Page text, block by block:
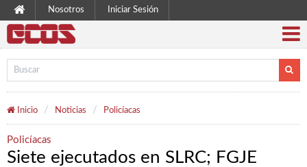
Nosotros Iniciar Sesión
Inicio Noticias Policíacas
Policíacas
Siete ejecutados en SLRC; FGJE